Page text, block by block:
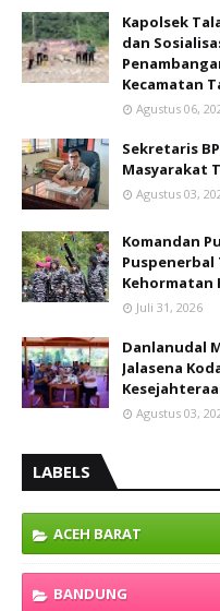
Kapolsek
dan
Kecamatan
Agustus 06,
Sekretaris
Masyarakat
Agustus 03,
Komandan
Puspenerbal
Kehormatan
Juli 31, 2026
Danlanudal
Jalasena
Agustus 03,
LABELS
ACEH BARAT
BANDUNG